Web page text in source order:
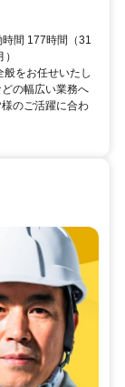
間 177時間（31
をお任せいたし
の幅広い業務へ
のご活躍に合わ